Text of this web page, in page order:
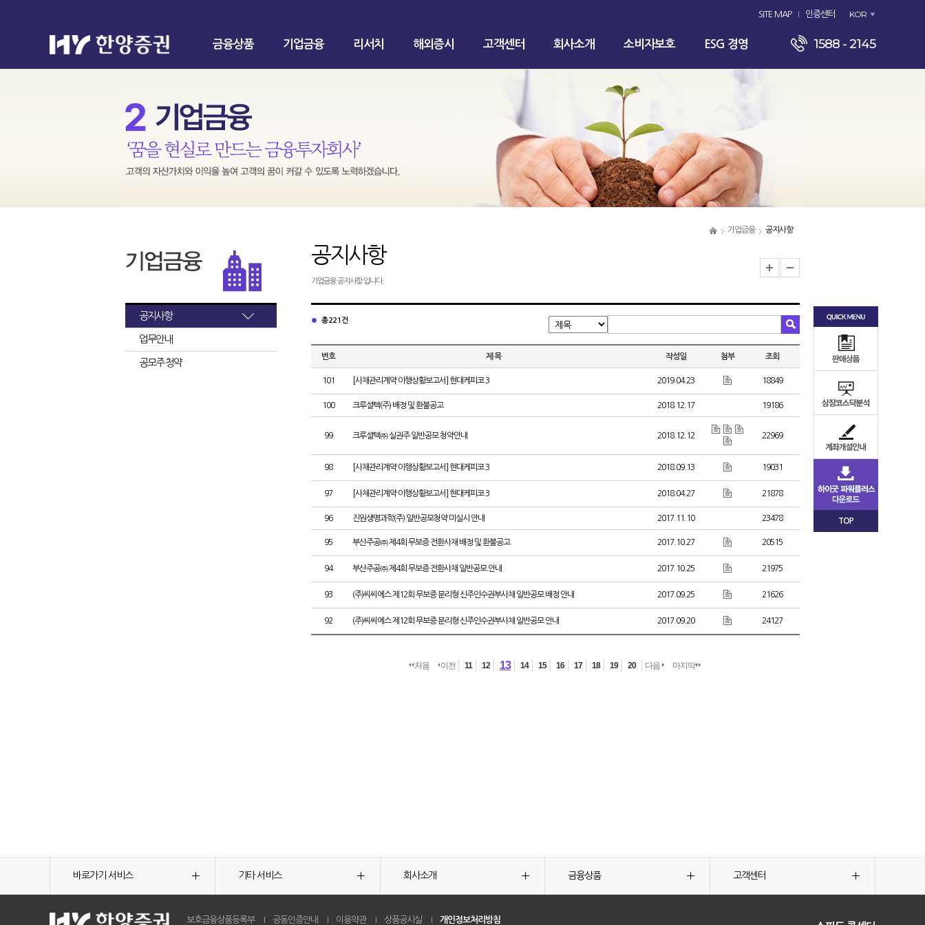
SITE MAP 인증센터 KOR
금융상품 기업금융 리서치 해외증시 고객센터 회사소개 소비자보호 ESG 경영 1588 - 2145
기업금융 공지사항
공지사항
업무안내
공모주 청약
공지사항
기업금융 공지사항 입니다.
총 221건
번호 제 목 작성일 첨부 조회
101 [사채관리계약 이행상황보고서] 현대케피코 3 2019.04.23 18849
100 크루셜텍(주) 배정 및 환불공고 2018.12.17 19186
99 크루셜텍㈜ 실권주 일반공모 청약안내 2018.12.12 22969
98 [사채관리계약 이행상황보고서] 현대케피코 3 2018.09.13 19031
97 [사채관리계약 이행상황보고서] 현대케피코 3 2018.04.27 21878
96 진원생명과학(주) 일반공모청약 미실시 안내 2017.11.10 23478
95 부산주공㈜ 제4회 무보증 전환사채 배정 및 환불공고 2017.10.27 20515
94 부산주공㈜ 제4회 무보증 전환사채 일반공모 안내 2017.10.25 21975
93 (주)씨씨에스 제12회 무보증 분리형 신주인수권부사채 일반공모 배정 안내 2017.09.25 21626
92 (주)씨씨에스 제12회 무보증 분리형 신주인수권부사채 일반공모 안내 2017.09.20 24127
처음 이전 11 12 13 14 15 16 17 18 19 20 다음 마지막
TOP
바로가기 서비스 기타 서비스 회사소개 금융상품 고객센터
보호금융상품등록부 공동인증안내 이용약관 상품공시실 개인정보처리방침